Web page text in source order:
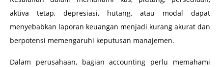
aktiva tetap, depresiasi, hutang, atau modal dapat
menyebabkan laporan keuangan menjadi kurang akurat dan
berpotensi memengaruhi keputusan manajemen.
Dalam perusahaan, bagian accounting perlu memahami